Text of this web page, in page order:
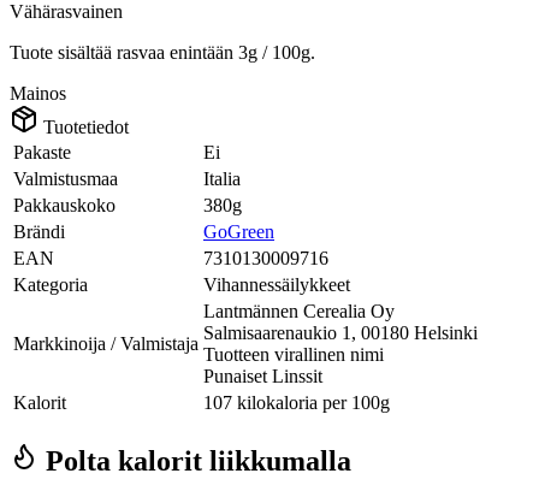
Vähärasvainen
Tuote sisältää rasvaa enintään 3g / 100g.
Mainos
Tuotetiedot
Pakaste
Ei
Valmistusmaa
Italia
Pakkauskoko
380g
Brändi
GoGreen
EAN
7310130009716
Kategoria
Vihannessäilykkeet
Markkinoija / Valmistaja
Lantmännen Cerealia Oy
Salmisaarenaukio 1, 00180 Helsinki
Tuotteen virallinen nimi
Punaiset Linssit
Kalorit
107 kilokaloria per 100g
Polta kalorit liikkumalla